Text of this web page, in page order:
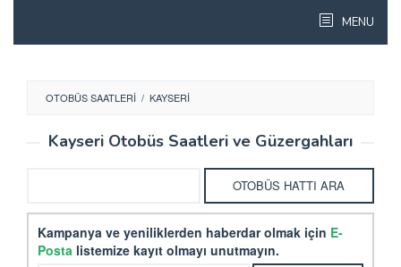
content
MENU
OTOBÜS SAATLERI / KAYSERI
Kayseri Otobüs Saatleri ve Güzergahları
Kampanya ve yeniliklerden haberdar olmak için E-
Posta listemize kayıt olmayı unutmayın.